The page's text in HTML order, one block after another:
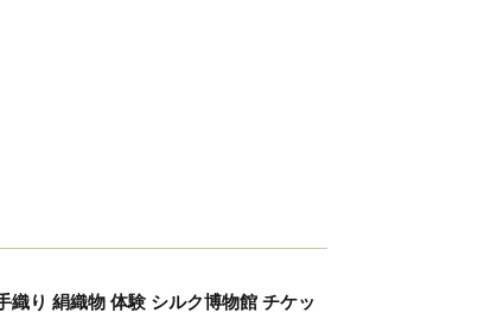
織り 絹織物 体験 シルク博物館 チケッ